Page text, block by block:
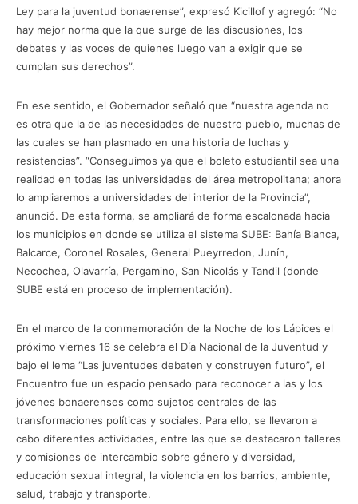
Ley para la juventud bonaerense”, expresó Kicillof y agregó: “No
hay mejor norma que la que surge de las discusiones, los
debates y las voces de quienes luego van a exigir que se
cumplan sus derechos”.
En ese sentido, el Gobernador señaló que “nuestra agenda no
es otra que la de las necesidades de nuestro pueblo, muchas de
las cuales se han plasmado en una historia de luchas y
resistencias”. “Conseguimos ya que el boleto estudiantil sea una
realidad en todas las universidades del área metropolitana; ahora
lo ampliaremos a universidades del interior de la Provincia”,
anunció. De esta forma, se ampliará de forma escalonada hacia
los municipios en donde se utiliza el sistema SUBE: Bahía Blanca,
Balcarce, Coronel Rosales, General Pueyrredon, Junín,
Necochea, Olavarría, Pergamino, San Nicolás y Tandil (donde
SUBE está en proceso de implementación).
En el marco de la conmemoración de la Noche de los Lápices el
próximo viernes 16 se celebra el Día Nacional de la Juventud y
bajo el lema “Las juventudes debaten y construyen futuro”, el
Encuentro fue un espacio pensado para reconocer a las y los
jóvenes bonaerenses como sujetos centrales de las
transformaciones políticas y sociales. Para ello, se llevaron a
cabo diferentes actividades, entre las que se destacaron talleres
y comisiones de intercambio sobre género y diversidad,
educación sexual integral, la violencia en los barrios, ambiente,
salud, trabajo y transporte.